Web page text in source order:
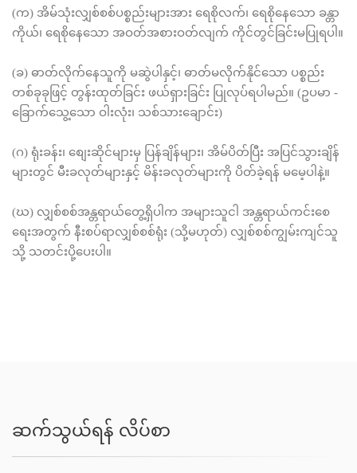
(က) အိမ်သုံးလျှစ်စစ်ပစ္စည်းများအား ရေစိုလက်၊ ရေစိုနေသော ခန္တာ
ကိုယ်၊ ရေစိုနေသော အဝတ်အစားဝတ်လျက် ကိုင်တွင်ခြင်းမပြုရပါ။
(ခ) ဓာတ်လိုက်နေသူကို မဆွဲပါနှင့်၊ ဓာတ်မလိုက်နိုင်သော ပစ္စည်း
တစ်ခုခုဖြင့် တွန်းထုတ်ခြင်း ဖယ်ရှားခြင်း ပြုလုပ်ရပါမည်။ (ဥပမာ -
ခြောက်သွေ့သော ဝါးလုံး၊ သစ်သားချောင်း)
(ဂ) ရုံးခန်း၊ စျေးဆိုင်များမှ ပြန်ချိန်များ၊ အိမ်ပိတ်ပြီး အပြင်သွားချိန်
များတွင် မီးခလုတ်များနှင့် မိန်းခလုတ်များကို ပိတ်ခဲ့ရန် မမေ့ပါနဲ့။
(ဃ) လျှစ်စစ်အန္တရာယ်တွေ့ရှိပါက အများသူငါ အန္တရာယ်ကင်းစေ
ရေးအတွက် နီးစပ်ရာလျှစ်စစ်ရုံး (သို့မဟုတ်) လျှစ်စစ်ကျွမ်းကျင်သူ
သို့ သတင်းပို့ပေးပါ။
ဆက်သွယ်ရန် လိပ်စာ